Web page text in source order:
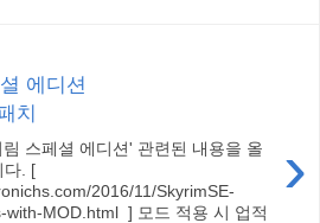
에디션
치
›
스페셜 에디션' 관련된 내용을 올
다. [
2016/11/SkyrimSE-
with-MOD.html ] 모드 적용 시 업적